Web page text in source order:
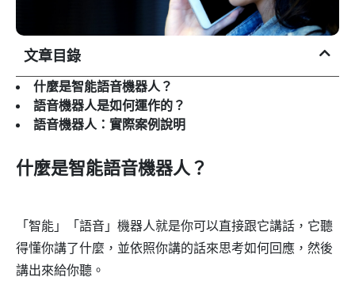
文章目錄
什麼是智能語音機器人？
語音機器人是如何運作的？
語音機器人：實際案例說明
什麼是智能語音機器人？
「智能」「語音」機器人就是你可以直接跟它講話，它聽
得懂你講了什麼，並依照你講的話來思考如何回應，然後
講出來給你聽。